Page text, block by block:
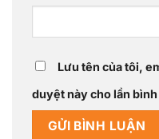
Lưu tên của tôi,
duyệt này cho lần